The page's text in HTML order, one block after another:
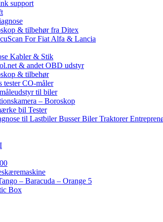
support
& tilbehør fra Ditex
For Fiat Alfa & Lancia
Kabler & Stik
& andet OBD udstyr
& tilbehør
tester CO-måler
til biler
– Boroskop
bil Tester
til Lastbiler Busser Biler Traktorer
– Baracuda – Orange 5
Box